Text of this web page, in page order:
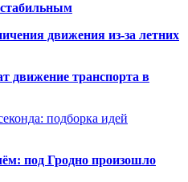
движения из-за летних
движение транспорта в
подборка идей
под Гродно произошло